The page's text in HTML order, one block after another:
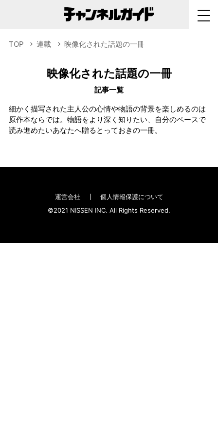
TOP 連載 映像化された話題の一冊
映像化された話題の一冊
記事一覧
細かく描写された主人公の心情や物語の背景を楽しめるのは
原作本ならでは。物語をより深く知りたい、自分のペースで
読み進めたいあなたへ贈るとっておきの一冊。
運営会社
個人情報保護について
©2021 NISSEN INC. All Rights Reserved.